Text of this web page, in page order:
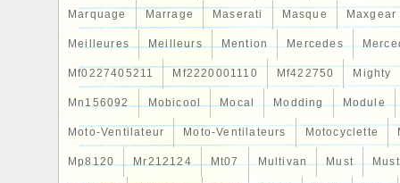
Marquage Marrage Maserati Masque Maxgear
Meilleures Meilleurs Mention Mercedes
Mf0227405211 Mf2220001110 Mf422750 Mighty
Mn156092 Mobicool Mocal Modding Module
Moto-Ventilateur Moto-Ventilateurs Motocyclette
Mp8120 Mr212124 Mt07 Multivan Must